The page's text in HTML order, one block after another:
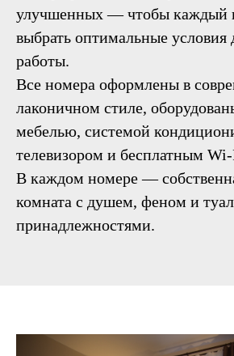
улучшенных — чтобы каждый
выбрать оптимальные условия
работы.
Все номера оформлены в
лаконичном стиле,
мебелью, системой
телевизором и бесплатным
В каждом номере —
комната с душем, феном и
принадлежностями.